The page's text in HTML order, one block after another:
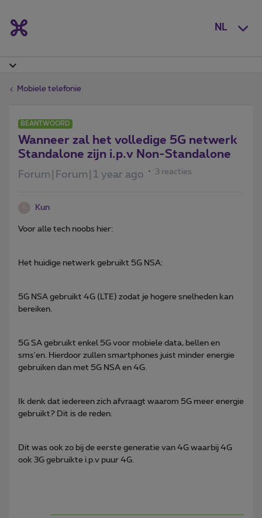
NL
Mobiele telefonie
BEANTWOORD
Wanneer zal het volledige 5G netwerk
Standalone zijn i.p.v Non-Standalone
Forum|Forum|1 year ago 3 reacties
Kun
Voor alle tech noobs hier:
Het huidige netwerk gebruikt 5G NSA:
5G NSA gebruikt 4G (LTE) zodat je hogere snelheden kan
bereiken.
5G SA gebruikt enkel 5G voor mobiele data, bellen en
sms'en. Hierdoor zullen smartphones juist minder energie
gebruiken dan met 5G NSA en 4G.
Ik denk dat iedereen zich afvraagt waarom 5G meer energie
gebruikt? Dit is de reden.
Dit was ook zo bij de eerste generatie van 4G waarbij 4G
ook 3G gebruikte i.p.v puur 4G.